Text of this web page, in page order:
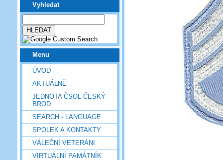
Vyhledat
Menu
ÚVOD
AKTUÁLNĚ
JEDNOTA ČSOL ČESKÝ
BROD
SEARCH - LANGUAGE
SPOLEK A KONTAKTY
VÁLEČNÍ VETERÁNI
VIRTUÁLNÍ PAMÁTNÍK